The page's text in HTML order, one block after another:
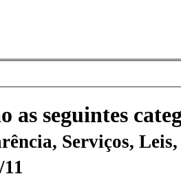
as seguintes
Serviços,